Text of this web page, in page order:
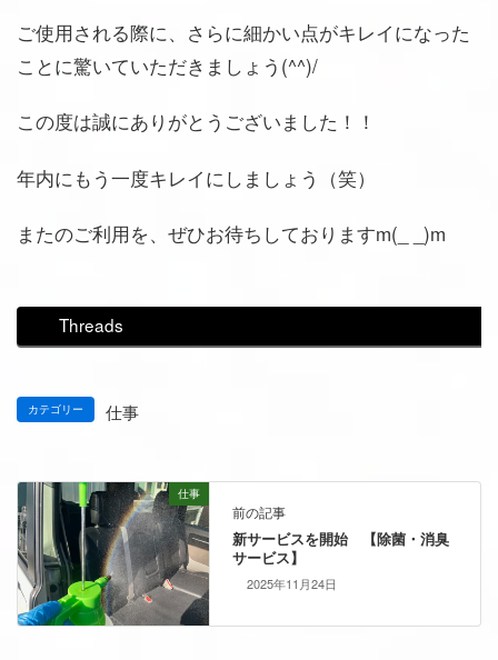
ご使用される際に、さらに細かい点がキレイになった
ことに驚いていただきましょう(^^)/
この度は誠にありがとうございました！！
年内にもう一度キレイにしましょう（笑）
またのご利用を、ぜひお待ちしておりますm(_ _)m
Threads
カテゴリー 仕事
仕事
前の記事
新サービスを開始 【除菌・消臭
サービス】
2025年11月24日